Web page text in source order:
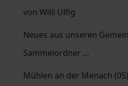
von Willi Ulfig
Neues aus unseren
Sammelordner ...
Mühlen an der Menach